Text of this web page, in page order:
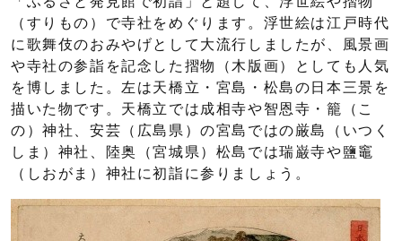
（すりもの）で寺社をめぐります。浮世絵は江戸時代
に歌舞伎のおみやげとして大流行しましたが、風景画
や寺社の参詣を記念した摺物（木版画）としても人気
を博しました。左は天橋立・宮島・松島の日本三景を
描いた物です。天橋立では成相寺や智恩寺・籠（こ
の）神社、安芸（広島県）の宮島ではの厳島（いつく
しま）神社、陸奥（宮城県）松島では瑞巌寺や鹽竈
（しおがま）神社に初詣に参りましょう。